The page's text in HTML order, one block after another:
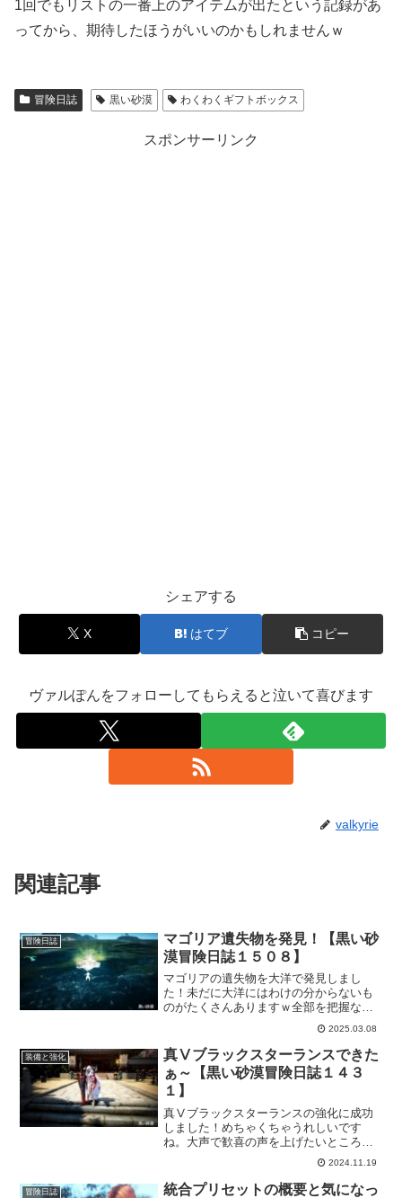
1回でもリストの一番上のアイテムが出たという記録があ
ってから、期待したほうがいいのかもしれませんｗ
冒険日誌 黒い砂漠 わくわくギフトボックス
スポンサーリンク
シェアする
X はてブ コピー
ヴァルぽんをフォローしてもらえると泣いて喜びます
valkyrie
関連記事
冒険日誌
マゴリア遺失物を発見！【黒い砂
漠冒険日誌１５０８】
マゴリアの遺失物を大洋で発見しまし
た！未だに大洋にはわけの分からないも
のがたくさんありますｗ全部を把握なん
てできませんけど、少しでも大洋に何が
あるかわかってくると「大洋に出よ
う！」って気も出てくるのかもですね。
2025.03.08
装備と強化
真Ⅴブラックスターランスできた
ぁ～【黒い砂漠冒険日誌１４３
１】
真Ⅴブラックスターランスの強化に成功
しました！めちゃくちゃうれしいです
ね。大声で歓喜の声を上げたいところで
すが、小さくよっしゃと呟いておきまし
たｗとにかく、念願の真Ⅴブラックスタ
ーランスを獲得できて嬉しい！
2024.11.19
冒険日誌
統合プリセットの概要と気になっ